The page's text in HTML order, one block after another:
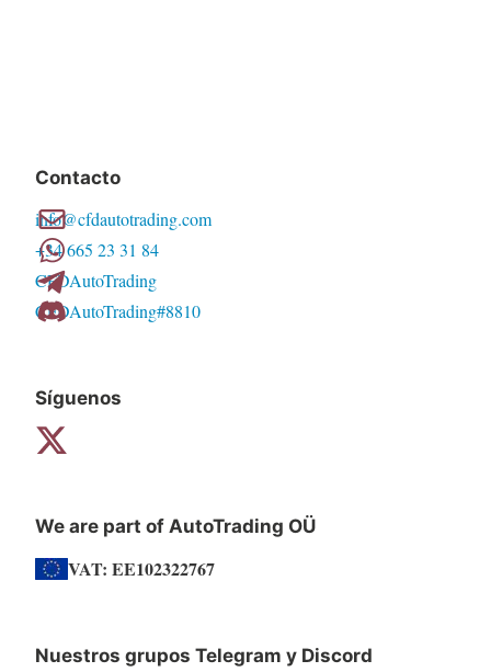
Contacto
info@cfdautotrading.com
+34 665 23 31 84
CFDAutoTrading
CFDAutoTrading#8810
Síguenos
We are part of AutoTrading OÜ
VAT: EE102322767
Nuestros grupos Telegram y Discord